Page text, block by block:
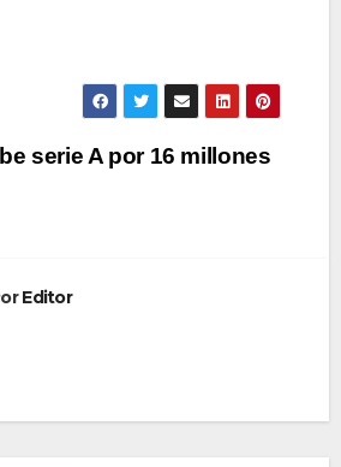
serie A por 16 millones
Editor